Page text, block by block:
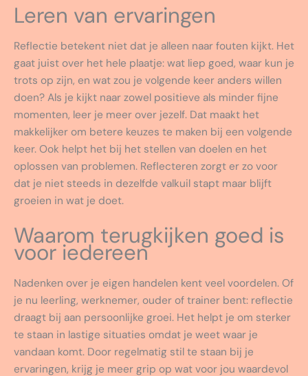
Leren van ervaringen
Reflectie betekent niet dat je alleen naar fouten kijkt. Het
gaat juist over het hele plaatje: wat liep goed, waar kun je
trots op zijn, en wat zou je volgende keer anders willen
doen? Als je kijkt naar zowel positieve als minder fijne
momenten, leer je meer over jezelf. Dat maakt het
makkelijker om betere keuzes te maken bij een volgende
keer. Ook helpt het bij het stellen van doelen en het
oplossen van problemen. Reflecteren zorgt er zo voor
dat je niet steeds in dezelfde valkuil stapt maar blijft
groeien in wat je doet.
Waarom terugkijken goed is
voor iedereen
Nadenken over je eigen handelen kent veel voordelen. Of
je nu leerling, werknemer, ouder of trainer bent: reflectie
draagt bij aan persoonlijke groei. Het helpt je om sterker
te staan in lastige situaties omdat je weet waar je
vandaan komt. Door regelmatig stil te staan bij je
ervaringen, krijg je meer grip op wat voor jou waardevol